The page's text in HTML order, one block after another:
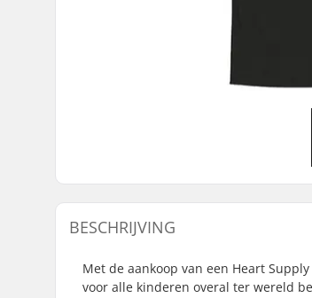
BESCHRIJVING
Met de aankoop van een Heart
voor alle kinderen overal ter wereld